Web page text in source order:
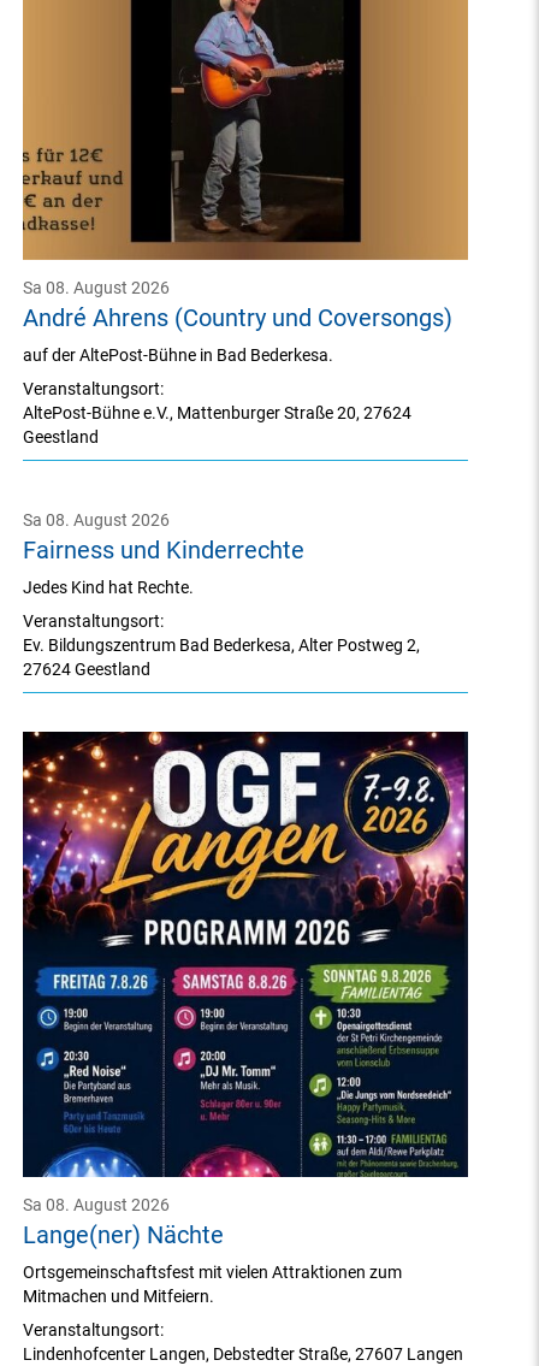
André Ahrens (Country und Coversongs)
Sa 08. August 2026
Veranstaltungsort:
AltePost-Bühne e.V., Mattenburger Straße 20,27624
Geestland
auf der AltePost-Bühne in Bad Bederkesa.
Fairness und Kinderrechte
Sa 08. August 2026
Veranstaltungsort:
Ev. Bildungszentrum Bad Bederkesa,Alter Postweg 2,
27624 Geestland
Jedes Kind hat Rechte.
Lange(ner) Nächte
Sa 08. August 2026
Veranstaltungsort:
Lindenhofcenter Langen, Debstedter Straße,27607 Langen
Ortsgemeinschaftsfest mit vielen Attraktionen zum
Mitmachen und Mitfeiern.